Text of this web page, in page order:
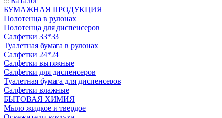
БУМАЖНАЯ ПРОДУКЦИЯ
Полотенца в рулонах
Полотенца для диспенсеров
Салфетки 33*33
Туалетная бумага в рулонах
Салфетки 24*24
Салфетки вытяжные
Салфетки для диспенсеров
Туалетная бумага для диспенсеров
Салфетки влажные
БЫТОВАЯ ХИМИЯ
Мыло жидкое и твердое